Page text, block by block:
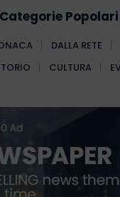
Categorie Popolari
DALLA RETE
CULTURA